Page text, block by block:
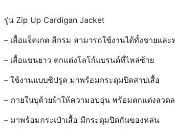
รุ่น Zip Up Cardigan Jacket
– เสื้อแจ็คเกต สีกรม สามารถใช้งานได้ทั้งชายแล
– เสื้อแขนยาว ตกแต่งโลโก้แบรนด์ที่ไหล่ซ้าย
– ใช้งานแบบซิปรูด มาพร้อมกระดุมปิดสาปเสื้อ
– ภายในบุด้วยผ้าให้ความอบอุ่น พร้อมตกแต่งลวด
– มาพร้อมกระเป๋าเสื้อ มีกระดุมปิดกันของหล่น